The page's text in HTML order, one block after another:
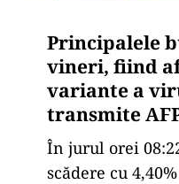
Principalele
vineri, fiind
variante a
transmite
În jurul orei
scădere cu